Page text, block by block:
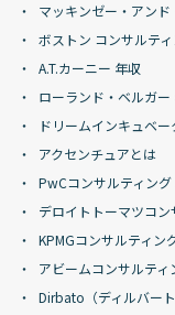
マッキンゼー・アン
ボストン コンサルテ
A.T.カーニー 年収
ローランド・ベルガー
ドリームインキュベー
アクセンチュアとは
PwCコンサルティング
デロイトトーマツコ
KPMGコンサルティン
アビームコンサルティ
Dirbato（ディルバート